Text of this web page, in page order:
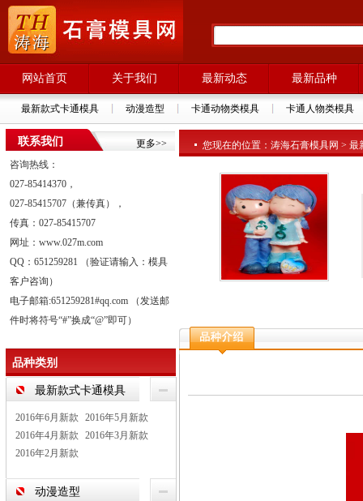
网站首页 关于我们 最新动态 最新品种
最新款式卡通模具 动漫造型 卡通动物类模具 卡通人物类模具
更多>>
联系我们
咨询热线：
027-85414370，
027-85415707（兼传真），
传真：027-85415707
网址：www.027m.com
QQ：651259281 （验证请输入：模具
客户咨询）
电子邮箱:651259281#qq.com （发送邮
件时将符号“#”换成“@”即可）
品种类别
最新款式卡通模具
2016年6月新款
2016年5月新款
2016年4月新款
2016年3月新款
2016年2月新款
动漫造型
您现在的位置：涛海石膏模具网 > 最